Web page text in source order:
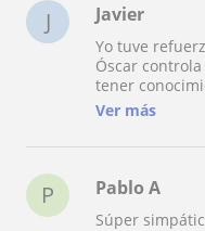
J Javier
Yo tuve
Óscar
tener conocimiento
que tiene
para lo que
Ver más
P Pablo A
Súper